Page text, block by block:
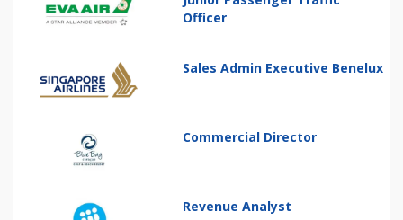
Officer
Sales Admin Executive Benelux
Commercial Director
Revenue Analyst